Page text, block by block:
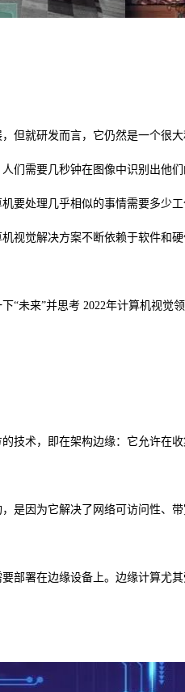
但就研发而言，它仍然是一个很
们需要几秒钟在图像中识别出他
要处理几乎相似的事情需要多少
视觉解决方案不断依赖于软件和
“未来”并思考 2022年计算机视觉
技术，即在架构边缘：它允许在
是因为它解决了网络可访问性、带
部署在边缘设备上。边缘计算尤